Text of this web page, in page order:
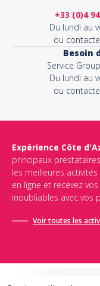
+33 (0)4
Du lundi au
ou
Besoin
Service
Du lundi au
ou
Expérience Côte
principaux
les meilleures
en ligne et recevez
inoubliables avec vos
Voir toutes les